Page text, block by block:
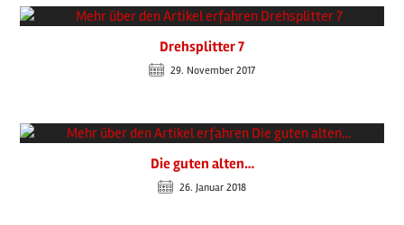
Drehsplitter 7
29. November 2017
Die guten alten…
26. Januar 2018